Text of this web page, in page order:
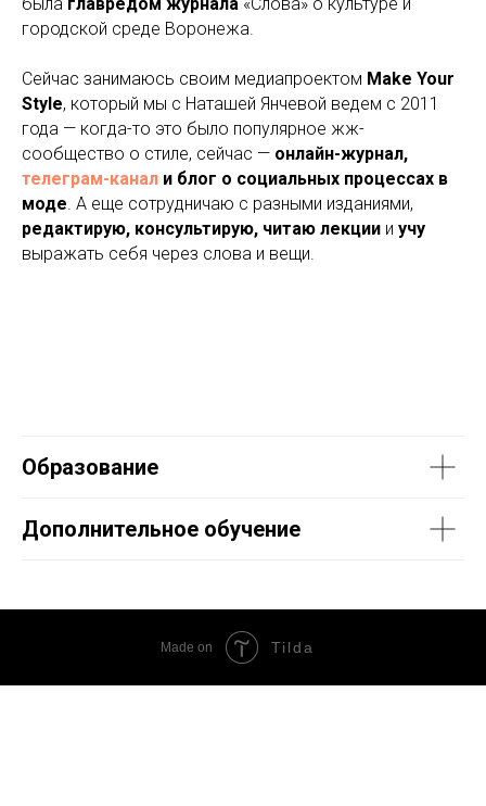
городской среде Воронежа.
Сейчас занимаюсь своим медиапроектом Make Your
Style, который мы с Наташей Янчевой ведем с 2011
года — когда-то это было популярное жж-
сообщество о стиле, сейчас — онлайн-журнал,
телеграм-канал и блог о социальных процессах в
моде . А еще сотрудничаю с разными изданиями,
редактирую, консультирую, читаю лекции и учу
выражать себя через слова и вещи.
Образование
Дополнительное обучение
Made on Tilda